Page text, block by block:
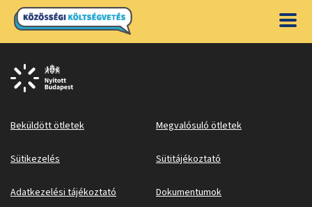
Beküldött ötletek Megvalósuló ötletek
Sütikezelés Sütitájékoztató
Adatkezelési tájékoztató Dokumentumok